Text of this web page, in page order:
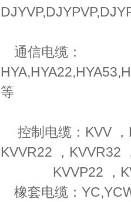
通信电缆：
等
控制电缆：KVV ，
KVVR22 ，KVVR32
KVVP22 ，
橡套电缆：